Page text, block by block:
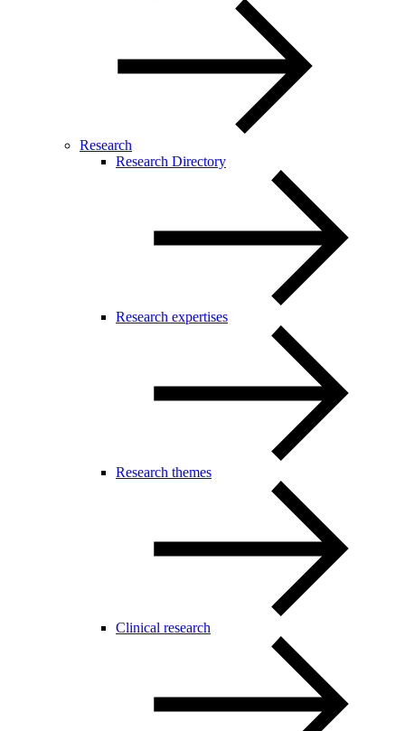
Research
Research Directory
Research expertises
Research themes
Clinical research